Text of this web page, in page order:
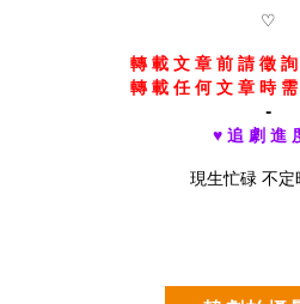
♡
轉 載 文 章 前 請 徵 詢
轉 載 任 何 文 章 時 需
-
♥ 追 劇 進
現生忙碌 不定